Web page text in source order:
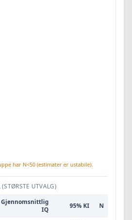
har N<50 (estimater er ustabile).
UTVALG)
Gjennomsnittlig
IQ
95% KI N